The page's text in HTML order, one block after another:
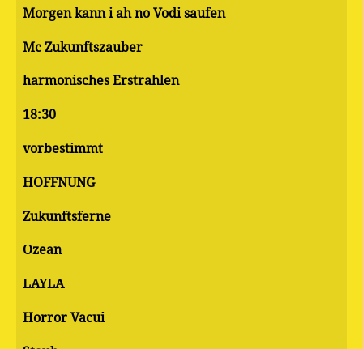
Morgen kann i ah no Vodi saufen
Mc Zukunftszauber
harmonisches Erstrahlen
18:30
vorbestimmt
HOFFNUNG
Zukunftsferne
Ozean
LAYLA
Horror Vacui